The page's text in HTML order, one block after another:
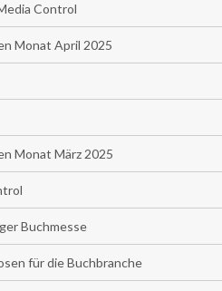
Control
Monat April 2025
Monat März 2025
Buchmesse
für die Buchbranche